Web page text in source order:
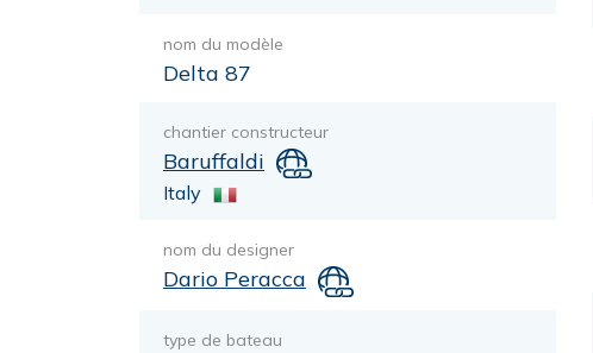
nom du modèle
Delta 87
chantier constructeur
Baruffaldi
Italy
nom du designer
Dario Peracca
type de bateau